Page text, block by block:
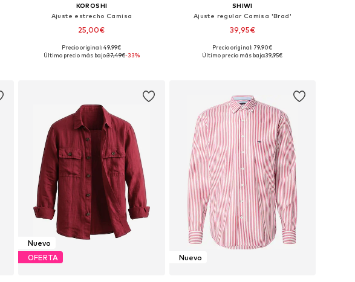
KOROSHI
Ajuste estrecho Camisa
25,00€
Tallas disponibles: S, M, XL, XXL, XXXL
Precio original: 49,99€
Último precio más bajo:37,49€-33%
SHIWI
Ajuste regular Camisa 'Brad'
39,95€
Tallas disponibles: M, L
Precio original: 79,90€
Último precio más bajo:39,95€
Nuevo
OFERTA
Nuevo